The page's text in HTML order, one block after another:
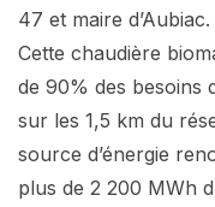
47 et maire d’Aubiac.
Cette chaudière
de 90% des besoins
sur les 1,5 km du
source d’énergie
plus de 2 200 MWh